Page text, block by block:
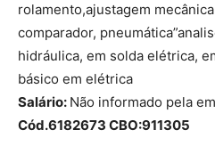
rolamento,ajustagem
comparador,
hidráulica, em solda elétrica,
básico em elétrica
Salário: Não informado pela
Cód.6182673 CBO:911305